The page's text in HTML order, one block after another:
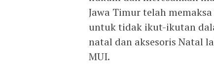
Jawa Timur telah
untuk tidak ikut-ikutan
natal dan aksesoris Natal
MUI.